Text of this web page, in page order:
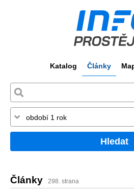
Katalog Články
Hledat
Články 298. strana